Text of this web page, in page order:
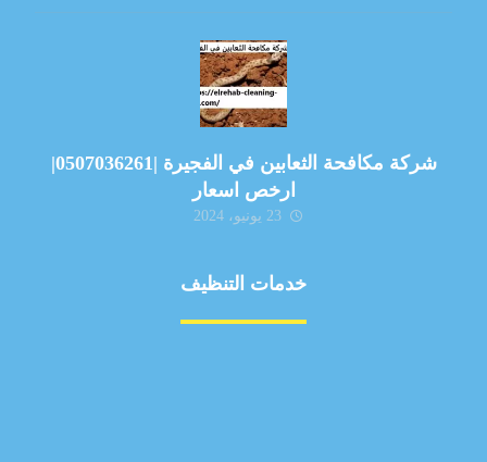
شركة مكافحة الثعابين في الفجيرة |0507036261|
ارخص اسعار
23 يونيو، 2024
خدمات التنظيف